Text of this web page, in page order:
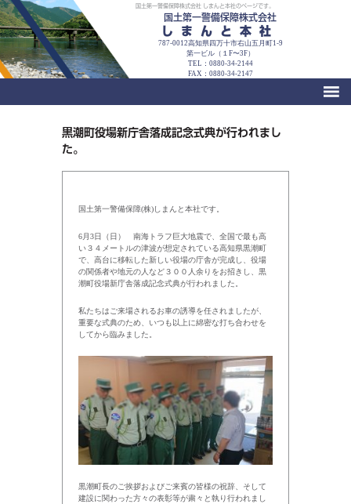
国土第一警備保障株式会社 しまんと本社のページです。
国土第一警備保障株式会社
しまんと本社
787-0012高知県四万十市右山五月町1-9
第一ビル（１F〜3F）
TEL：0880-34-2144
FAX：0880-34-2147
黒潮町役場新庁舎落成記念式典が行われまし
た。
国土第一警備保障(株)しまんと本社です。
6月3日（日） 南海トラフ巨大地震で、全国で最も高
い３４メートルの津波が想定されている高知県黒潮町
で、高台に移転した新しい役場の庁舎が完成し、役場
の関係者や地元の人など３００人余りをお招きし、黒
潮町役場新庁舎落成記念式典が行われました。
私たちはご来場されるお車の誘導を任されましたが、
重要な式典のため、いつも以上に綿密な打ち合わせを
してから臨みました。
黒潮町長のご挨拶およびご来賓の皆様の祝辞、そして
建設に関わった方々の表彰等が粛々と執り行われまし